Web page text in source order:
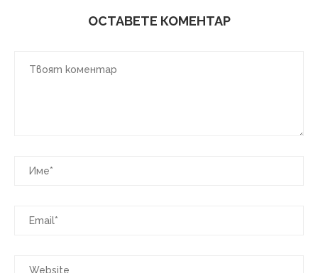
ОСТАВЕТЕ КОМЕНТАР